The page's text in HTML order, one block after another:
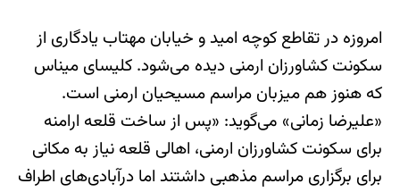
امروزه در تقاطع کوچه امید و خیابان مهتاب یادگاری از
سکونت کشاورزان ارمنی دیده می‌شود. کلیسای میناس
که هنوز هم میزبان مراسم مسیحیان ارمنی است.
«علیرضا زمانی» می‌گوید: «پس از ساخت قلعه ارامنه
برای سکونت کشاورزان ارمنی، اهالی قلعه نیاز به مکانی
برای برگزاری مراسم مذهبی داشتند اما درآبادی‌های اطراف